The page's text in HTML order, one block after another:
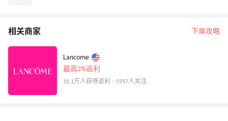
相关商家 下单攻略
Lancome
最高2%返利
16.1万人获得返利 · 5997人关注